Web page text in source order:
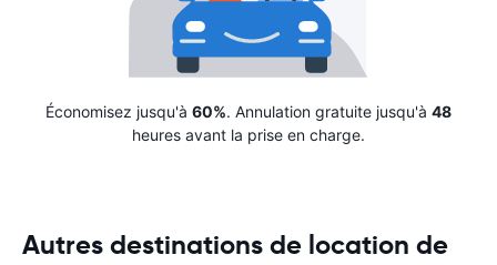
Économisez jusqu'à 60%. Annulation gratuite jusqu'à 48
heures avant la prise en charge.
Autres destinations de location de